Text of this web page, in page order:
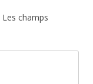
Les champs